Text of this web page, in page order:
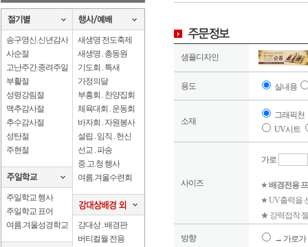
송구영신.신년감사
사순절
고난주간.종려주일
부활절
성령강림절
맥추감사절
추수감사절
성탄절
주현절
주일학교 행사
주일학교 표어
여름.겨울성경학교
새생명 전도축제
새생명 . 총동원
기도회 . 특새
가정의달
부흥회 . 찬양집회
체육대회 . 운동회
바자회 . 자원봉사
설립 . 임직 . 헌신
선교 . 파송
중.고.청 행사
여름.겨울수련회
강대상 . 배경판
버티컬월 전용
샘플디자인
용도 실내용
소재
그래픽천
UV시트
사이즈
가로
★배경전용
★ UV출력을
★ 강력접착
방향 → 가로가